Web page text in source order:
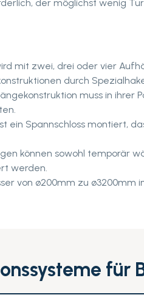
der möglichst wenig
mit zwei, drei oder vier
durch
muss in ihrer
ein Spannschloss montiert,
können sowohl temporär
werden.
von ø200mm zu ø3200mm
für